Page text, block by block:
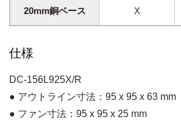
20mm銅ベース X
仕様
DC-156L925X/R
● アウトライン寸法：95 x 95 x 63 mm
● ファン寸法：95 x 95 x 25 mm